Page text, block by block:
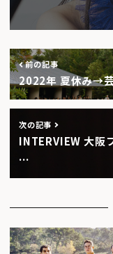
前の記事
2022年 夏休み→
次の記事
INTERVIEW 大阪
…